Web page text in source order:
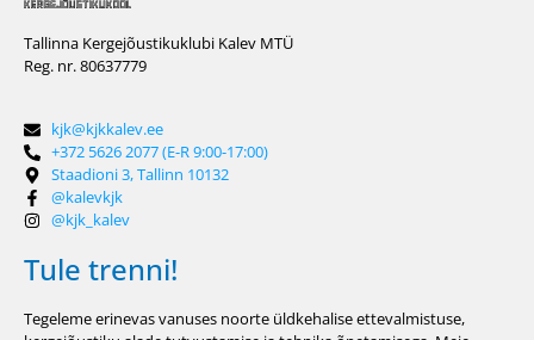
Tallinna Kergejõustikuklubi Kalev MTÜ
Reg. nr. 80637779
kjk@kjkkalev.ee
+372 5626 2077 (E-R 9:00-17:00)
Staadioni 3, Tallinn 10132
@kalevkjk
@kjk_kalev
Tule trenni!
Tegeleme erinevas vanuses noorte üldkehalise ettevalmistuse,